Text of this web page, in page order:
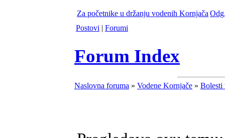
Za početnike u držanju vodenih Kornjača
Postovi | Forumi
Forum Index
Naslovna foruma » Vodene Kornjače » Bolesti